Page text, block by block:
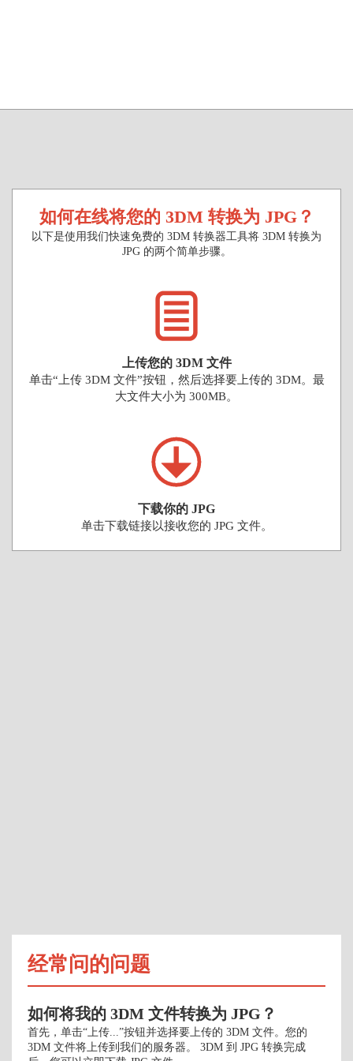
如何在线将您的 3DM 转换为 JPG？
以下是使用我们快速免费的 3DM 转换器工具将 3DM 转换为
JPG 的两个简单步骤。
上传您的 3DM 文件
单击“上传 3DM 文件”按钮，然后选择要上传的 3DM。最
大文件大小为 300MB。
下载你的 JPG
单击下载链接以接收您的 JPG 文件。
经常问的问题
如何将我的 3DM 文件转换为 JPG？
首先，单击“上传...”按钮并选择要上传的 3DM 文件。您的
3DM 文件将上传到我们的服务器。 3DM 到 JPG 转换完成